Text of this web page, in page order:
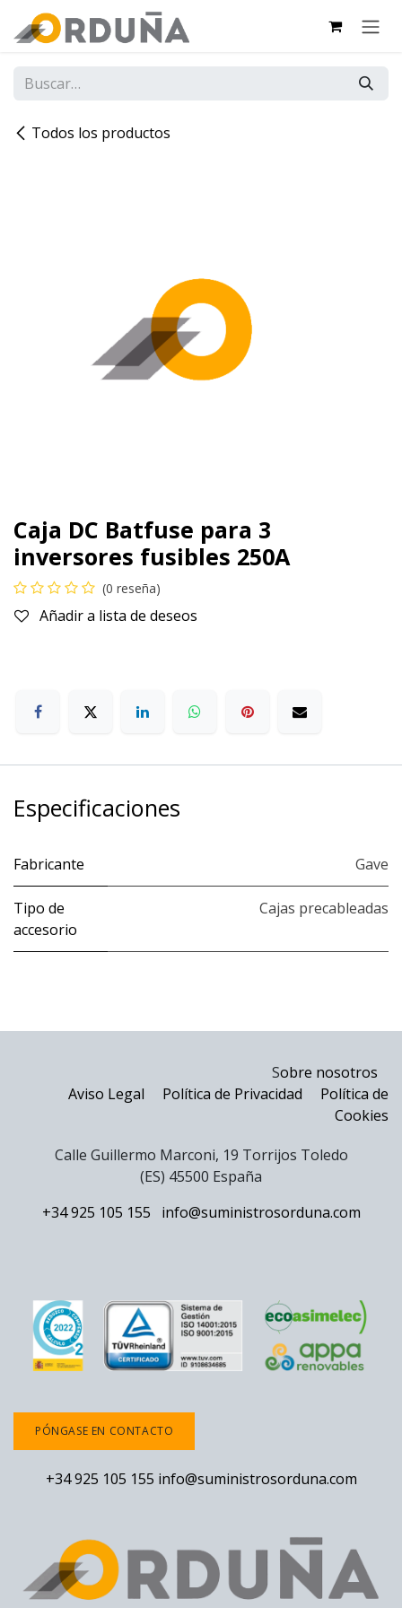
Todos los productos
Caja DC Batfuse para 3
inversores fusibles 250A
(0 reseña)
Añadir a lista de deseos
Especificaciones
Fabricante Gave
Tipo de
accesorio
Cajas precableadas
Sobre nosotros
Aviso Legal
Política de Privacidad
Política de
Cookies
Calle Guillermo Marconi, 19 Torrijos Toledo
(ES) 45500 España
+34 925 105 155
info@suministrosorduna.com
PÓNGASE EN CONTACTO
+34 925 105 155 info@suministrosorduna.com